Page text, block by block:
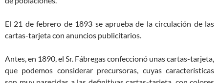
El 21 de febrero de 1893 se aprueba de la circulación de las
cartas-tarjeta con anuncios publicitarios.
Antes, en 1890, el Sr. Fábregas confeccionó unas cartas-tarjeta,
que podemos considerar precursoras, cuyas características